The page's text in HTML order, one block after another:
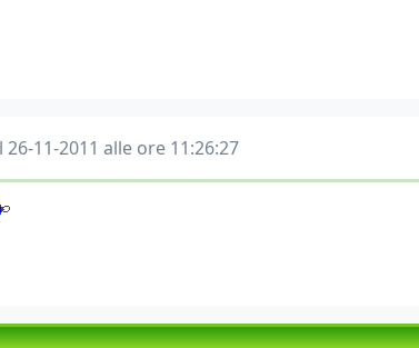
11-2011 alle ore 11:26:27